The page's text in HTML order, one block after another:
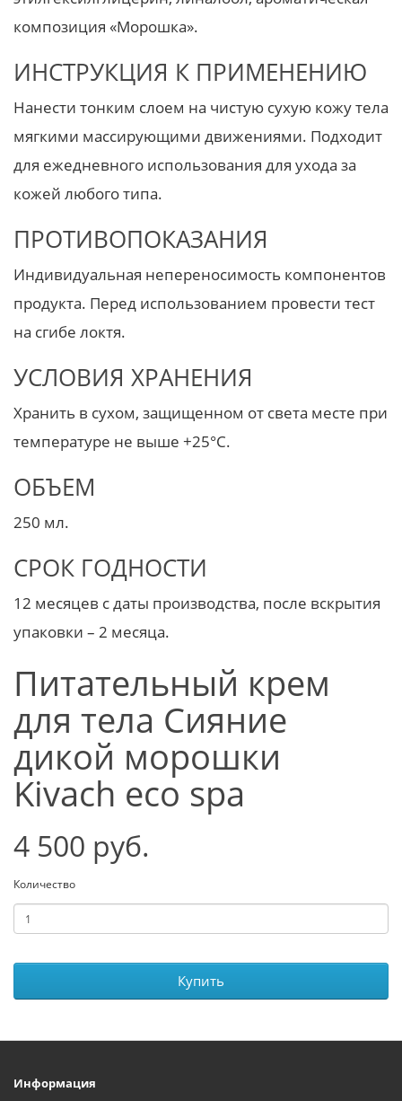
композиция «Морошка».
ИНСТРУКЦИЯ К ПРИМЕНЕНИЮ
Нанести тонким слоем на чистую сухую кожу тела
мягкими массирующими движениями. Подходит
для ежедневного использования для ухода за
кожей любого типа.
ПРОТИВОПОКАЗАНИЯ
Индивидуальная непереносимость компонентов
продукта. Перед использованием провести тест
на сгибе локтя.
УСЛОВИЯ ХРАНЕНИЯ
Хранить в сухом, защищенном от света месте при
температуре не выше +25°С.
ОБЪЕМ
250 мл.
СРОК ГОДНОСТИ
12 месяцев с даты производства, после вскрытия
упаковки – 2 месяца.
Питательный крем
для тела Сияние
дикой морошки
Kivach eco spa
4 500 руб.
Количество
Купить
Информация